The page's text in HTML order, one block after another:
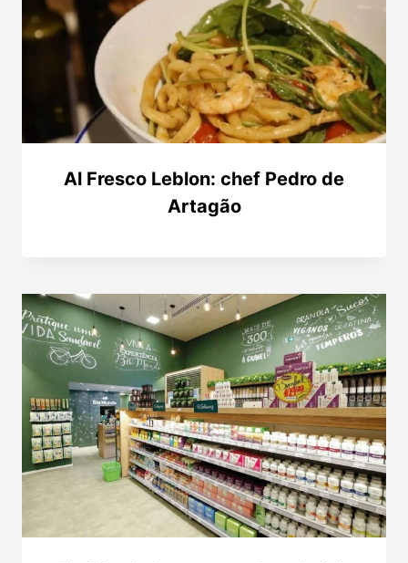
Al Fresco Leblon: chef Pedro de
Artagão